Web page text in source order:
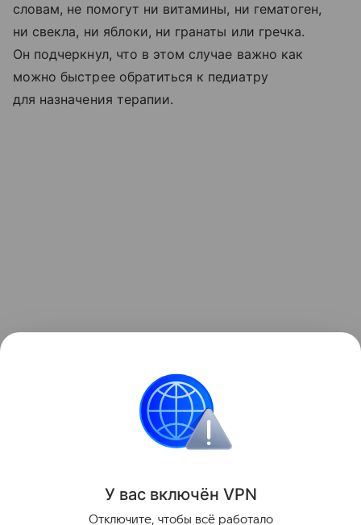
словам, не помогут ни витамины, ни гематоген,
ни свекла, ни яблоки, ни гранаты или гречка.
Он подчеркнул, что в этом случае важно как
можно быстрее обратиться к педиатру
для назначения терапии.
Поделиться
У вас включён VPN
Отключите, чтобы всё работало